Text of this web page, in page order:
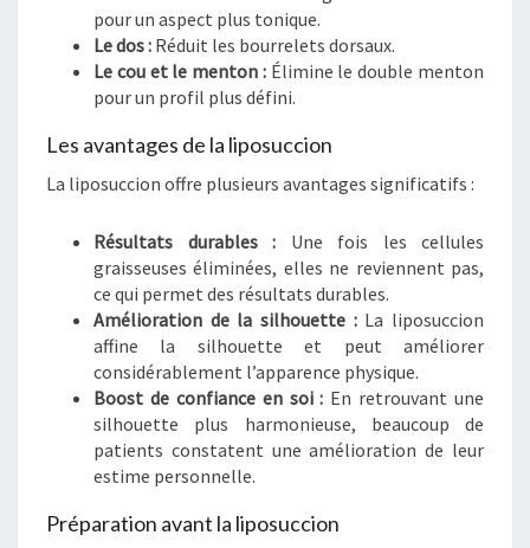
pour un aspect plus tonique.
Le dos : Réduit les bourrelets dorsaux.
Le cou et le menton :Élimine le double menton
pour un profil plus défini.
Les avantages de la liposuccion
La liposuccion offre plusieurs avantages significatifs :
Résultats durables : Une fois les cellules
graisseuses éliminées, elles ne reviennent pas,
ce qui permet des résultats durables.
Amélioration de la silhouette :La liposuccion
affine la silhouette et peut améliorer
considérablement l’apparence physique.
Boost de confiance en soi : En retrouvant une
silhouette plus harmonieuse, beaucoup de
patients constatent une amélioration de leur
estime personnelle.
Préparation avant la liposuccion